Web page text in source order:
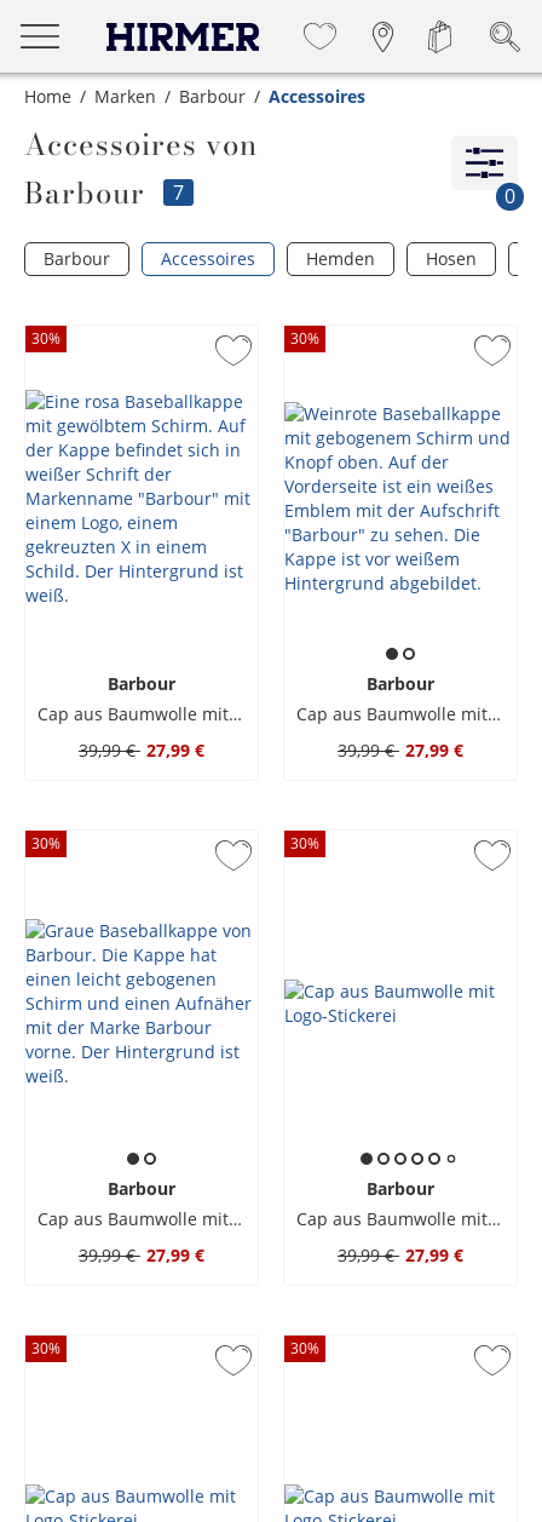
Home Marken Barbour Accessoires
Accessoires von
Barbour
7 0
Barbour Accessoires Hemden Hosen
30%
Barbour
Cap aus Baumwolle mit Logo-Stickerei
39,99 € 27,99 €
30%
Barbour
Cap aus Baumwolle mit Logo-Stickerei
39,99 € 27,99 €
30%
Barbour
Cap aus Baumwolle mit Logo-Stickerei
39,99 € 27,99 €
30%
Barbour
Cap aus Baumwolle mit Logo-Stickerei
39,99 € 27,99 €
30% 30%